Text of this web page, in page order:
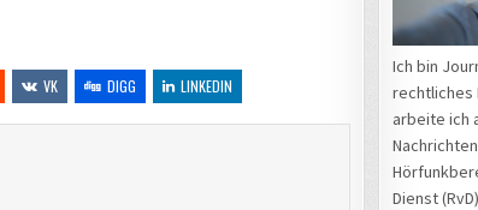
VK DIGG LINKEDIN
Ich bin
rechtliches
arbeite ich
Dienst